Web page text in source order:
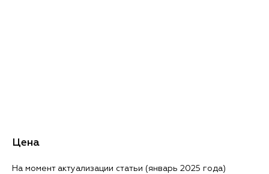
Цена
На момент актуализации статьи (январь 2025 года)